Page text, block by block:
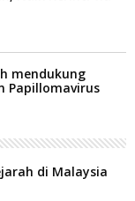
mendukung
Papillomavirus
(ASN) dan
di Malaysia